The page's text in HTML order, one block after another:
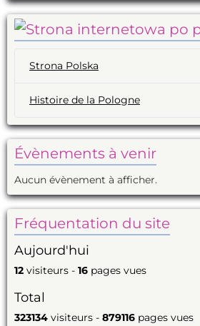
Strona Polska
Histoire de la Pologne
Évènements à venir
Aucun évènement à afficher.
Fréquentation du site
Aujourd'hui
12 visiteurs - 16 pages vues
Total
323134 visiteurs - 879116 pages vues